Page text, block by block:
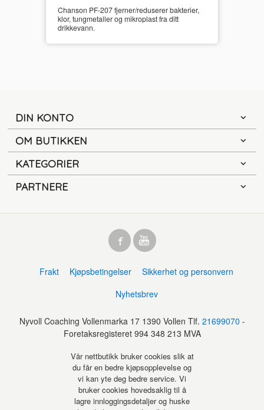
Chanson PF-207 fjerner/reduserer bakterier,
klor, tungmetaller og mikroplast fra ditt
drikkevann.
DIN KONTO
OM BUTIKKEN
KATEGORIER
PARTNERE
Frakt Kjøpsbetingelser
Sikkerhet og personvern
Nyhetsbrev
Nyvoll Coaching Vollenmarka 17 1390 Vollen Tlf. 21699070 -
Foretaksregisteret 994 348 213 MVA
Vår nettbutikk bruker cookies slik at
du får en bedre kjøpsopplevelse og
vi kan yte deg bedre service. Vi
bruker cookies hovedsaklig til å
lagre innloggingsdetaljer og huske